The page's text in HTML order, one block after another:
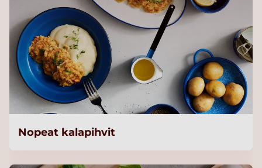
Nopeat kalapihvit